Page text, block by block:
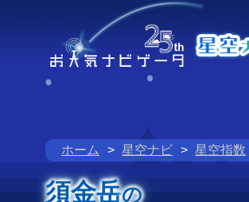
ホーム 星空ナビ 星空指数
須金岳の